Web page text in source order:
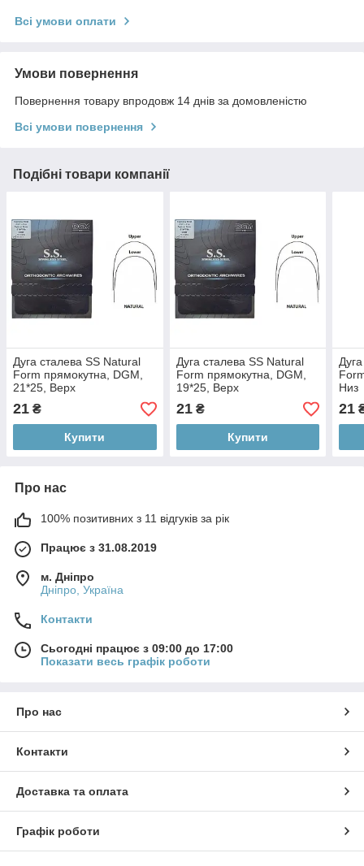
Всі умови оплати
Умови повернення
Повернення товару впродовж 14 днів за домовленістю
Всі умови повернення
Подібні товари компанії
Дуга сталева SS Natural
Form прямокутна, DGM,
21*25, Верх
21 ₴
Купити
Дуга сталева SS Natural
Form прямокутна, DGM,
19*25, Верх
21₴
Купити
Низ
21
Про нас
100% позитивних з 11 відгуків за рік
Працює з 31.08.2019
м. Дніпро
Дніпро, Україна
Контакти
Сьогодні працює з 09:00 до 17:00
Показати весь графік роботи
Про нас
Контакти
Доставка та оплата
Графік роботи